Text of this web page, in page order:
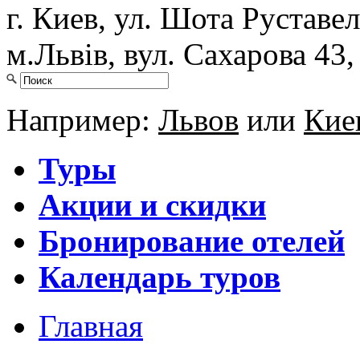
г. Киев, ул. Шота
м.Львів, вул. Сахарова
Например: Львов или
Туры
Акции и скидки
Бронирование отелей
Календарь туров
Главная